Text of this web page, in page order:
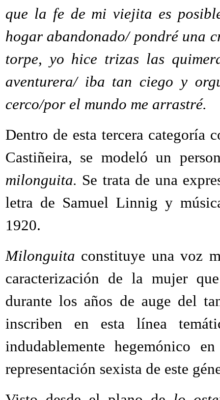
que la fe de mi viejita es
hogar abandonado/ pondré una
torpe, yo hice trizas las
aventurera/ iba tan ciego y
cerco/por el mundo me arrastré.
Dentro de esta tercera categoría
Castiñeira, se modeló un
milonguita. Se trata de una
letra de Samuel Linnig y
1920.
Milonguita constituye una voz
caracterización de la mujer
durante los años de auge del
inscriben en esta línea
indudablemente hegemónico
representación sexista de este